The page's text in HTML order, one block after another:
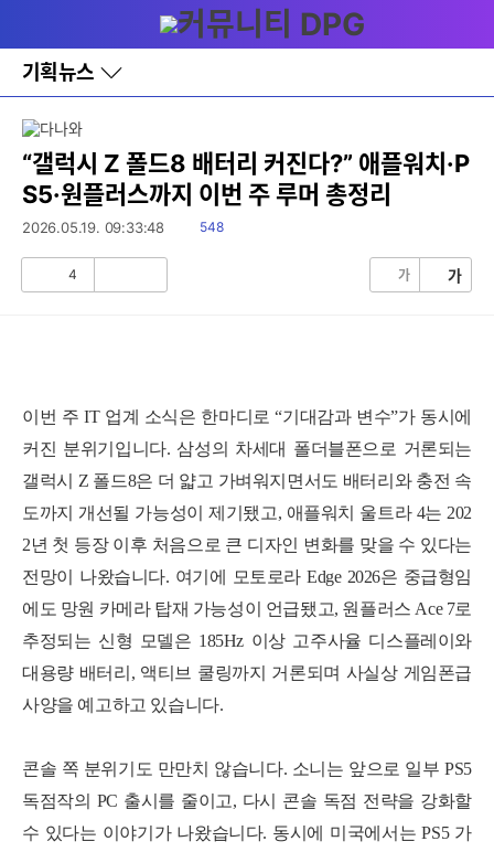
와
홈
기획뉴스
바
로
레
이
어
창
토
“갤럭시 Z 폴드8 배터리 커진다?” 애플워치·P
S5·원플러스까지 이번 주 루머 총정리
2026.05.19. 09:33:48
읽
548
4 가 가
이번 주 IT 업계 소식은 한마디로 “기대감과 변수”가 동시에
커진 분위기입니다. 삼성의 차세대 폴더블폰으로 거론되는
갤럭시 Z 폴드8은 더 얇고 가벼워지면서도 배터리와 충전 속
도까지 개선될 가능성이 제기됐고, 애플워치 울트라 4는 202
2년 첫 등장 이후 처음으로 큰 디자인 변화를 맞을 수 있다는
전망이 나왔습니다. 여기에 모토로라 Edge 2026은 중급형임
에도 망원 카메라 탑재 가능성이 언급됐고, 원플러스 Ace 7로
추정되는 신형 모델은 185Hz 이상 고주사율 디스플레이와
대용량 배터리, 액티브 쿨링까지 거론되며 사실상 게임폰급
사양을 예고하고 있습니다.
콘솔 쪽 분위기도 만만치 않습니다. 소니는 앞으로 일부 PS5
독점작의 PC 출시를 줄이고, 다시 콘솔 독점 전략을 강화할
수 있다는 이야기가 나왔습니다. 동시에 미국에서는 PS5 가